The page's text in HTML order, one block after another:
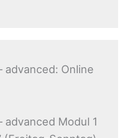
advanced: Online
Modul 1